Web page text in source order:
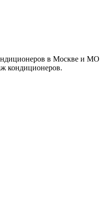
в Москве и
кондиционеров.